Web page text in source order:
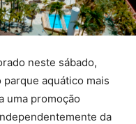
neste sábado,
parque aquático mais
uma promoção
da